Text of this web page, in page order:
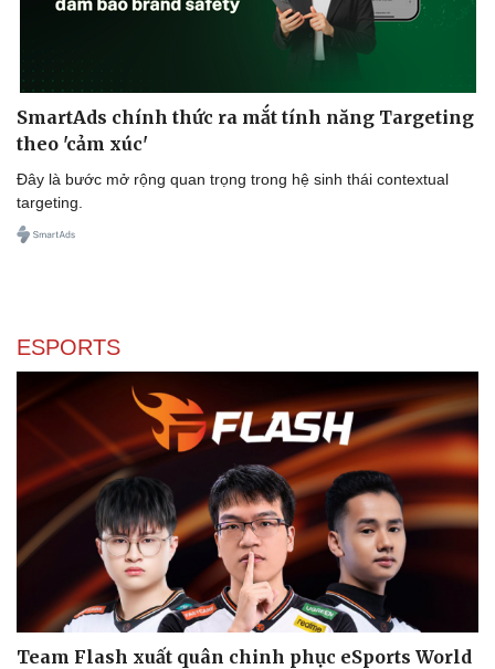
SmartAds chính thức ra mắt tính năng Targeting
theo 'cảm xúc'
Đây là bước mở rộng quan trọng trong hệ sinh thái contextual
targeting.
ESPORTS
Team Flash xuất quân chinh phục eSports World